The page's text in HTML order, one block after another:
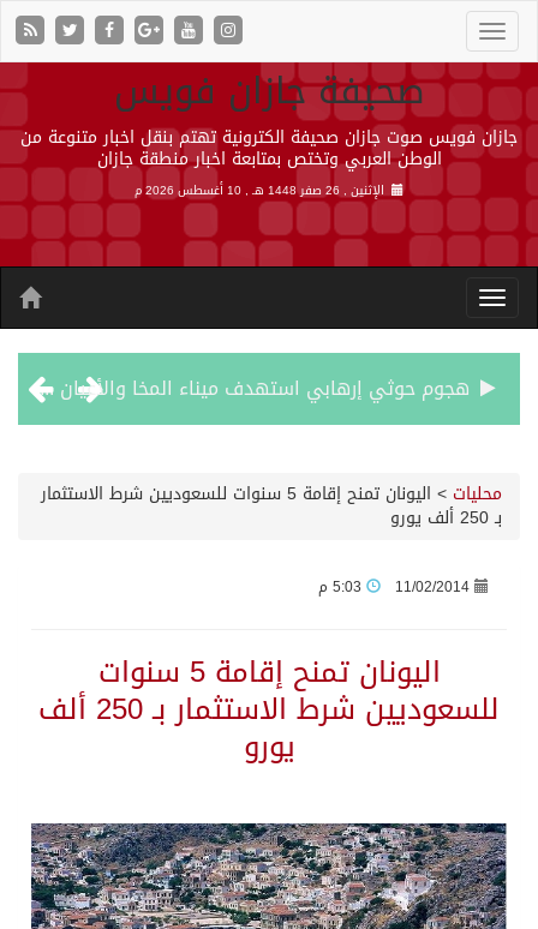
صحيفة جازان فويس
جازان فويس صوت جازان صحيفة الكترونية تهتم بنقل اخبار متنوعة من
الوطن العربي وتختص بمتابعة اخبار منطقة جازان
الإثنين , 26 صفر 1448 هـ , 10 أغسطس 2026 م
هجوم حوثي إرهابي استهدف ميناء المخا والأعيان المدنية والقوات المسلحة في مدينة المخا
أمير منطقة جازان يطّلع على تقرير الخدمات البلدية بمحافظة صامطة
دوريات إدارة المجاهدين بمنطقة جازان تقبض على مقيم لنقله مخالفين لنظام أمن الحدود
محليات > اليونان تمنح إقامة 5 سنوات للسعوديين شرط الاستثمار
بـ 250 ألف يورو
11/02/2014
اليونان تمنح إقامة 5 سنوات
للسعوديين شرط الاستثمار بـ 250 ألف
يورو